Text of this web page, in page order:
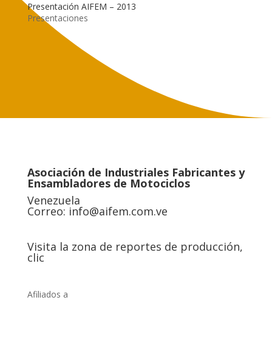
Presentación AIFEM – 2013
Presentaciones
Asociación de Industriales Fabricantes y
Ensambladores de Motociclos
Venezuela
Correo: info@aifem.com.ve
Visita la zona de reportes de producción,
clic
Afiliados a